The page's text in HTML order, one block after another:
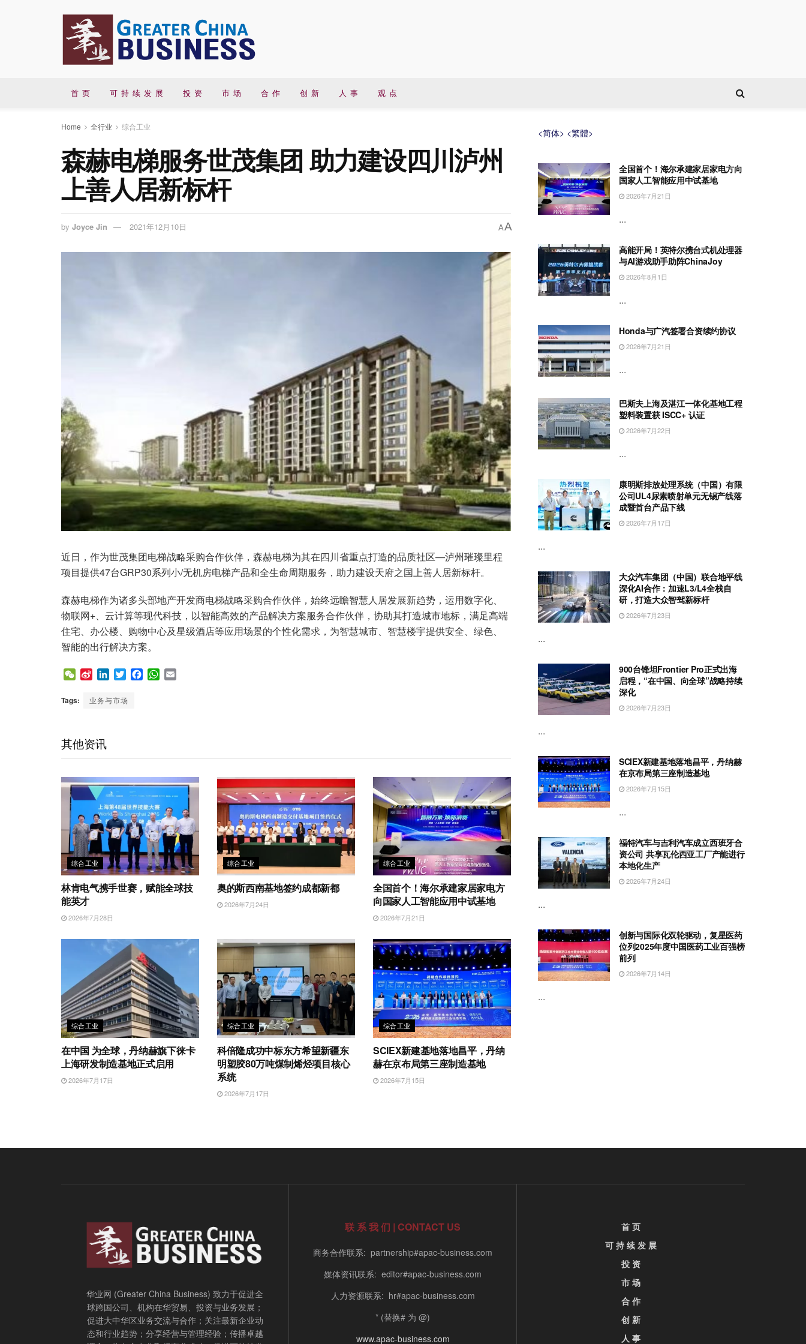
首 页 可 持 续 发 展 投 资 市 场 合 作 创 新 人 事 观 点
Home 全行业 综合工业
森赫电梯服务世茂集团 助力建设四川泸州
上善人居新标杆
by Joyce Jin 2021年12月10日 AA
近日，作为世茂集团电梯战略采购合作伙伴，森赫电梯为其在四川省重点打造的品质社区—泸州璀璨里程
项目提供47台GRP30系列小/无机房电梯产品和全生命周期服务，助力建设天府之国上善人居新标杆。
森赫电梯作为诸多头部地产开发商电梯战略采购合作伙伴，始终远瞻智慧人居发展新趋势，运用数字化、
物联网+、云计算等现代科技，以智能高效的产品解决方案服务合作伙伴，协助其打造城市地标，满足高端
住宅、办公楼、购物中心及星级酒店等应用场景的个性化需求，为智慧城市、智慧楼宇提供安全、绿色、
智能的出行解决方案。
W
C
S
n
i
L
n
T
i
F
W
Tags: 业务与市场
其他资讯
综合工业
林肯电气携手世赛，赋能全球技
能英才
2026年7月28日
综合工业
奥的斯西南基地签约成都新都
2026年7月24日
综合工业
全国首个！海尔承建家居家电方
向国家人工智能应用中试基地
2026年7月21日
综合工业
在中国 为全球，丹纳赫旗下徕卡
上海研发制造基地正式启用
2026年7月17日
综合工业
科倍隆成功中标东方希望新疆东
明塑胶80万吨煤制烯烃项目核心
系统
2026年7月17日
综合工业
SCIEX新建基地落地昌平，丹纳
赫在京布局第三座制造基地
2026年7月15日
<简体> <繁體>
全国首个！海尔承建家居家电方向
国家人工智能应用中试基地
2026年7月21日
...
高能开局！英特尔携台式机处理器
与AI游戏助手助阵ChinaJoy
2026年8月1日
...
Honda与广汽签署合资续约协议
2026年7月21日
...
巴斯夫上海及湛江一体化基地工程
塑料装置获 ISCC+ 认证
2026年7月22日
...
康明斯排放处理系统（中国）有限
公司UL4尿素喷射单元无锡产线落
成暨首台产品下线
2026年7月17日
...
大众汽车集团（中国）联合地平线
深化AI合作：加速L3/L4全栈自
研，打造大众智驾新标杆
2026年7月23日
...
900台锋坦Frontier Pro正式出海
启程，“在中国、向全球”战略持续
深化
2026年7月23日
...
SCIEX新建基地落地昌平，丹纳赫
在京布局第三座制造基地
2026年7月15日
...
福特汽车与吉利汽车成立西班牙合
资公司 共享瓦伦西亚工厂产能进行
本地化生产
2026年7月24日
...
创新与国际化双轮驱动，复星医药
位列2025年度中国医药工业百强榜
前列
2026年7月14日
...
华业网 (Greater China Business) 致力于促进全
球跨国公司、机构在华贸易、投资与业务发展；
促进大中华区业务交流与合作；关注最新企业动
态和行业趋势；分享经营与管理经验；传播卓越
联 系 我 们 | CONTACT US
商务合作联系: partnership#apac-business.com
媒体资讯联系: editor#apac-business.com
人力资源联系: hr#apac-business.com
* (替换# 为 @)
www.apac-business.com
首 页
可 持 续 发 展
投 资
市 场
合 作
创 新
人 事